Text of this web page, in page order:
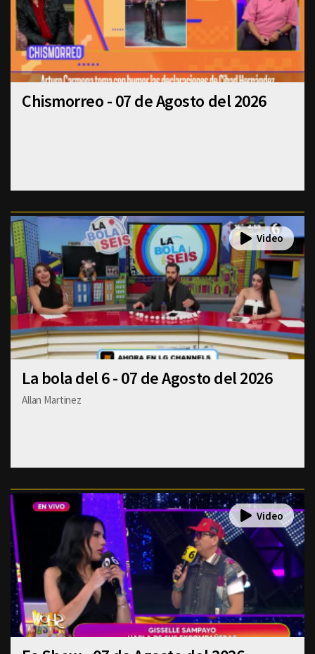
Chismorreo - 07 de Agosto del 2026
La bola del 6 - 07 de Agosto del 2026
Allan Martinez